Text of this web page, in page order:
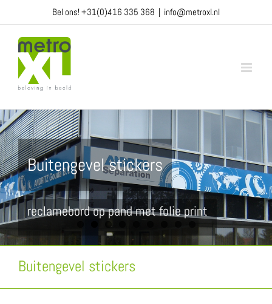
Bel ons!+31(0)416 335 368 | info@metroxl.nl
Buitengevel stickers
reclamebord op pand met folie print
Buitengevel stickers